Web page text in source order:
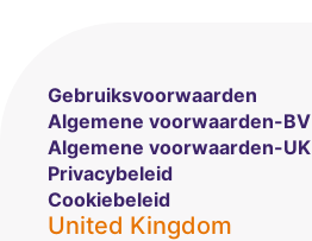
Gebruiksvoorwaarden
Algemene voorwaarden-BV
Algemene voorwaarden-UK
Privacybeleid
Cookiebeleid
United Kingdom